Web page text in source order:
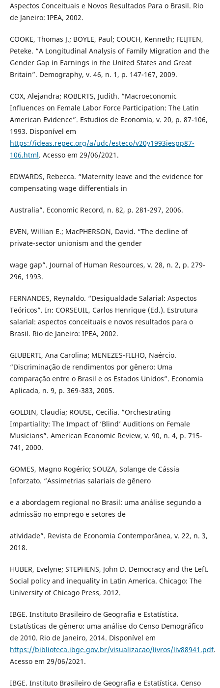
Aspectos Conceituais e Novos Resultados Para o Brasil. Rio
de Janeiro: IPEA, 2002.
COOKE, Thomas J.; BOYLE, Paul; COUCH, Kenneth; FEIJTEN,
Peteke. “A Longitudinal Analysis of Family Migration and the
Gender Gap in Earnings in the United States and Great
Britain”. Demography, v. 46, n. 1, p. 147-167, 2009.
COX, Alejandra; ROBERTS, Judith. “Macroeconomic
Influences on Female Labor Force Participation: The Latin
American Evidence”. Estudios de Economia, v. 20, p. 87-106,
1993. Disponível em
https://ideas.repec.org/a/udc/esteco/v20y1993iespp87-
106.html. Acesso em 29/06/2021.
EDWARDS, Rebecca. “Maternity leave and the evidence for
compensating wage differentials in
Australia”. Economic Record, n. 82, p. 281-297, 2006.
EVEN, Willian E.; MacPHERSON, David. “The decline of
private-sector unionism and the gender
wage gap”. Journal of Human Resources, v. 28, n. 2, p. 279-
296, 1993.
FERNANDES, Reynaldo. “Desigualdade Salarial: Aspectos
Teóricos”. In: CORSEUIL, Carlos Henrique (Ed.). Estrutura
salarial: aspectos conceituais e novos resultados para o
Brasil. Rio de Janeiro: IPEA, 2002.
GIUBERTI, Ana Carolina; MENEZES-FILHO, Naércio.
“Discriminação de rendimentos por gênero: Uma
comparação entre o Brasil e os Estados Unidos”. Economia
Aplicada, n. 9, p. 369-383, 2005.
GOLDIN, Claudia; ROUSE, Cecilia. “Orchestrating
Impartiality: The Impact of ‘Blind’ Auditions on Female
Musicians”. American Economic Review, v. 90, n. 4, p. 715-
741, 2000.
GOMES, Magno Rogério; SOUZA, Solange de Cássia
Inforzato. “Assimetrias salariais de gênero
e a abordagem regional no Brasil: uma análise segundo a
admissão no emprego e setores de
atividade”. Revista de Economia Contemporânea, v. 22, n. 3,
2018.
HUBER, Evelyne; STEPHENS, John D. Democracy and the Left.
Social policy and inequality in Latin America. Chicago: The
University of Chicago Press, 2012.
IBGE. Instituto Brasileiro de Geografia e Estatística.
Estatísticas de gênero: uma análise do Censo Demográfico
de 2010. Rio de Janeiro, 2014. Disponível em
https://biblioteca.ibge.gov.br/visualizacao/livros/liv88941.pdf.
Acesso em 29/06/2021.
IBGE. Instituto Brasileiro de Geografia e Estatística. Censo